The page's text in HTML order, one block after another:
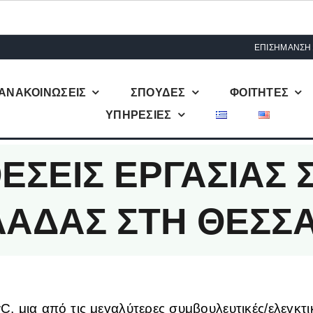
ΣΠΟΥΔΕΣ ΦΟΙΤΗΤΕΣ
ΥΠΗΡΕΣΙΕΣ
ΕΡΓΑΣΙΑΣ
ΣΤΗ
μια από τις μεγαλύτερες συμβουλευτικές/